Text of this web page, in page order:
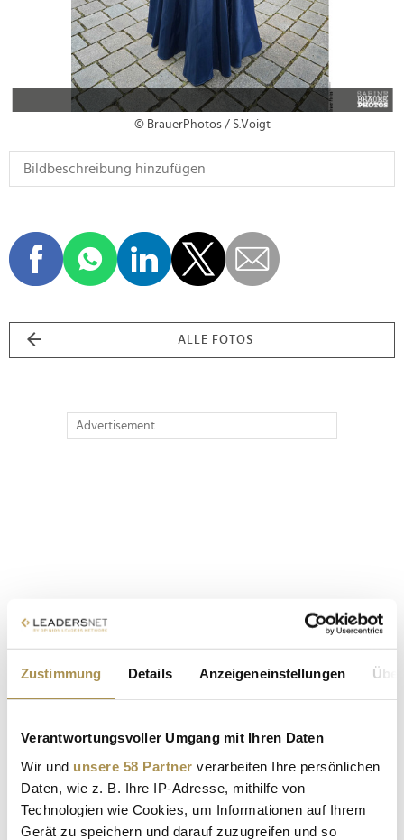
Zustimmung Details Anzeigeneinstellungen
Verantwortungsvoller Umgang mit Ihren Daten
Wir und unsere 58 Partner verarbeiten Ihre persönlichen
Daten, wie z. B. Ihre IP-Adresse, mithilfe von
Technologien wie Cookies, um Informationen auf Ihrem
Gerät zu speichern und darauf zuzugreifen und so
© BrauerPhotos / S.Voigt
ALLE FOTOS
Advertisement